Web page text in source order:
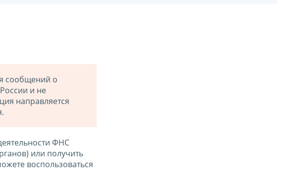
сообщений о
и не
направляется
ФНС
или получить
воспользоваться